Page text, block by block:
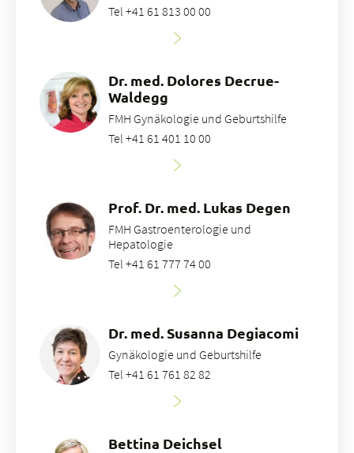
Tel +41 61 813 00 00
Dr. med. Dolores Decrue-
Waldegg
FMH Gynäkologie und Geburtshilfe
Tel +41 61 401 10 00
Prof. Dr. med. Lukas Degen
FMH Gastroenterologie und
Hepatologie
Tel +41 61 777 74 00
Dr. med. Susanna Degiacomi
Gynäkologie und Geburtshilfe
Tel +41 61 761 82 82
Bettina Deichsel